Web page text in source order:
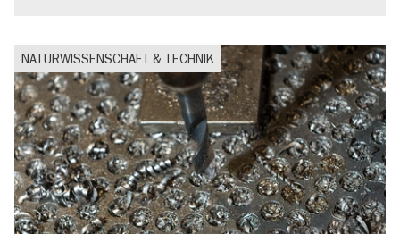
NATURWISSENSCHAFT & TECHNIK